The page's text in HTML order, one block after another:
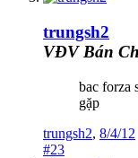
trungsh2
VĐV Bán
bac forza
gặp
trungsh2, 8/4/12
#23